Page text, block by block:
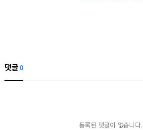
댓글0
등록된 댓글이 없습니다.